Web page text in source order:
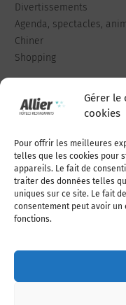
Gérer le
cookies
Pour offrir les meilleures
telles que les cookies pour
appareils. Le fait de
traiter des données telles
uniques sur ce site. Le fait
consentement peut avoir
fonctions.
Divertissements
Agenda, spectacles,
Chiner
Shopping
Qui sommes-nous
Adhérer à